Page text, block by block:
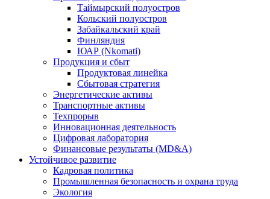
Таймырский полуостров
Кольский полуостров
Забайкальский край
Финляндия
ЮАР (Nkomati)
Продукция и сбыт
Продуктовая линейка
Сбытовая стратегия
Энергетические активы
Транспортные активы
Техпрорыв
Инновационная деятельность
Цифровая лаборатория
Финансовые результаты (MD&A)
Устойчивое развитие
Кадровая политика
Промышленная безопасность и охрана труда
Экология